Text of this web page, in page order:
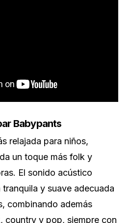
Babypants
relajada para niños,
un toque más folk y
El sonido acústico
tranquila y suave adecuada
combinando además
country y pop, siempre con